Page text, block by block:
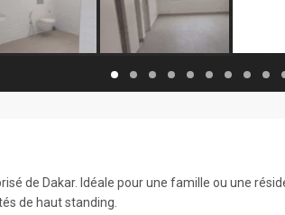
de Dakar. Idéale pour une famille ou une
de haut standing.